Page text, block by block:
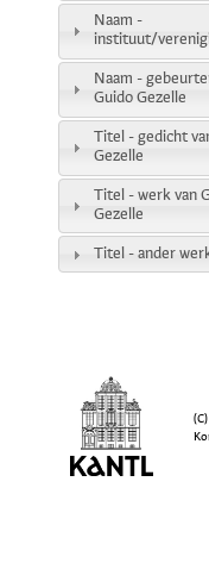
Naam -
instituut/
Naam -
Guido Gezelle
Titel - gedicht
Gezelle
Titel - werk van
Gezelle
Titel - ander